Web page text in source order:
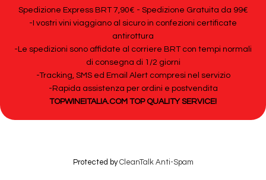
Spedizione Express BRT 7,90€ - Spedizione Gratuita da 99€
-I vostri vini viaggiano al sicuro in confezioni certificate
antirottura
-Le spedizioni sono affidate al corriere BRT con tempi normali
di consegna di 1/2 giorni
-Tracking, SMS ed Email Alert compresi nel servizio
-Rapida assistenza per ordini e postvendita
TOPWINEITALIA.COM TOP QUALITY SERVICE!
Protected byCleanTalk Anti-Spam